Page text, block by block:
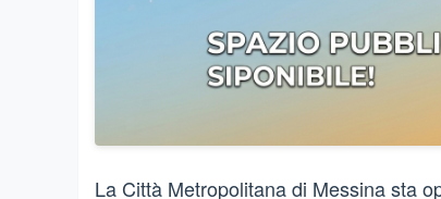
La Città Metropolitana di Messina sta